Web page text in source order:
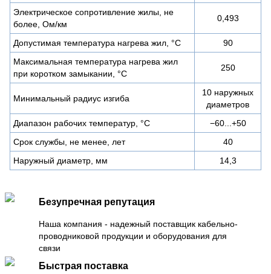
Электрическое сопротивление жилы, не
более, Ом/км
0,493
Допустимая температура нагрева жил, °С
90
Максимальная температура нагрева жил
при коротком замыкании, °С
250
Минимальный радиус изгиба
10 наружных
диаметров
Диапазон рабочих температур, °С
−60...+50
Срок службы, не менее, лет
40
Наружный диаметр, мм
14,3
Безупречная репутация
Наша компания - надежный поставщик кабельно-
проводниковой продукции и оборудования для
связи
Быстрая поставка